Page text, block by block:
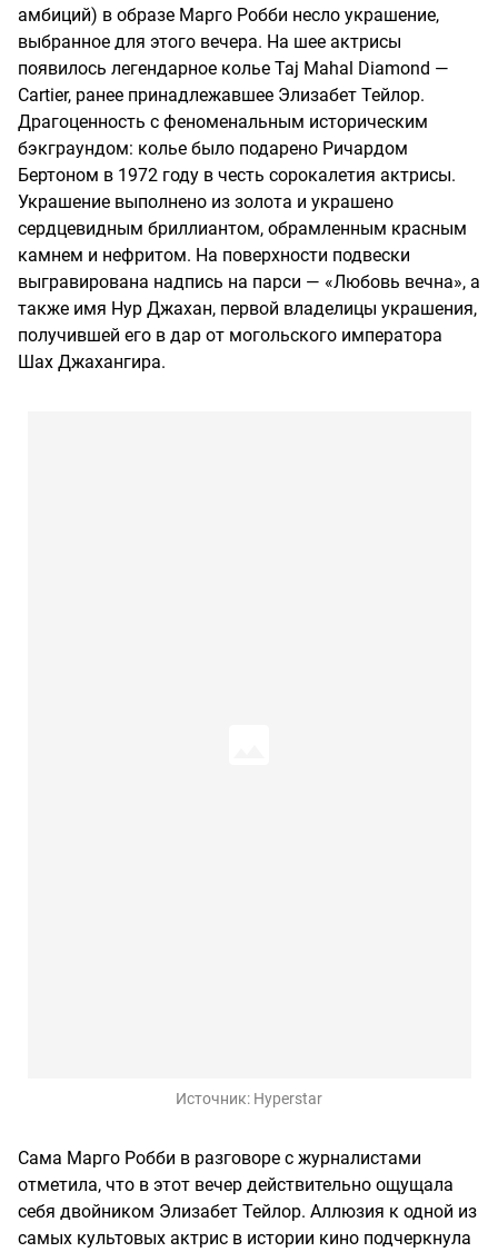
амбиций) в образе Марго Робби несло украшение,
выбранное для этого вечера. На шее актрисы
появилось легендарное колье Taj Mahal Diamond —
Cartier, ранее принадлежавшее Элизабет Тейлор.
Драгоценность с феноменальным историческим
бэкграундом: колье было подарено Ричардом
Бертоном в 1972 году в честь сорокалетия актрисы.
Украшение выполнено из золота и украшено
сердцевидным бриллиантом, обрамленным красным
камнем и нефритом. На поверхности подвески
выгравирована надпись на парси — «Любовь вечна», а
также имя Нур Джахан, первой владелицы украшения,
получившей его в дар от могольского императора
Шах Джахангира.
Источник: Hyperstar
Сама Марго Робби в разговоре с журналистами
отметила, что в этот вечер действительно ощущала
себя двойником Элизабет Тейлор. Аллюзия к одной из
самых культовых актрис в истории кино подчеркнула